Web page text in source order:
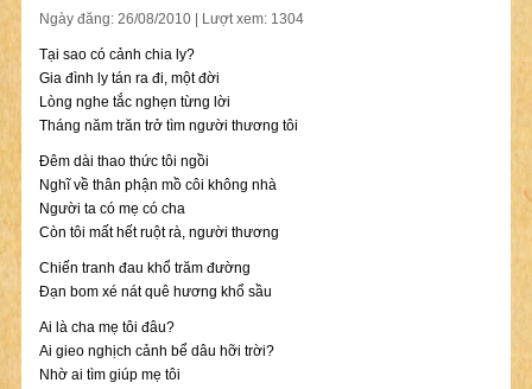
Ngày đăng: 26/08/2010 | Lượt xem: 1304
Tại sao có cảnh chia ly?
Gia đình ly tán ra đi, một đời
Lòng nghe tắc nghẹn từng lời
Tháng năm trăn trở tìm người thương tôi
Đêm dài thao thức tôi ngồi
Nghĩ về thân phận mồ côi không nhà
Người ta có mẹ có cha
Còn tôi mất hết ruột rà, người thương
Chiến tranh đau khổ trăm đường
Đạn bom xé nát quê hương khổ sầu
Ai là cha mẹ tôi đâu?
Ai gieo nghịch cảnh bể dâu hỡi trời?
Nhờ ai tìm giúp mẹ tôi